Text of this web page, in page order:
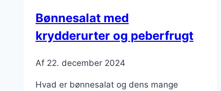
æg
Bønnesalat med
krydderurter og peberfrugt
Af 22. december 2024
Hvad er bønnesalat og dens mange